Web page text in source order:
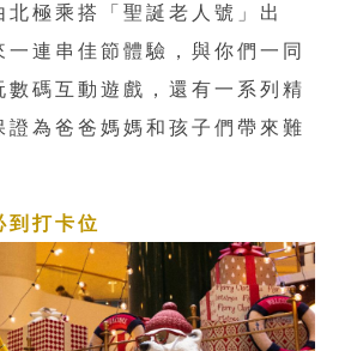
北極乘搭「聖誕老人號」出
一連串佳節體驗，與你們一同
數碼互動遊戲，還有一系列精
證為爸爸媽媽和孩子們帶來難
到打卡位